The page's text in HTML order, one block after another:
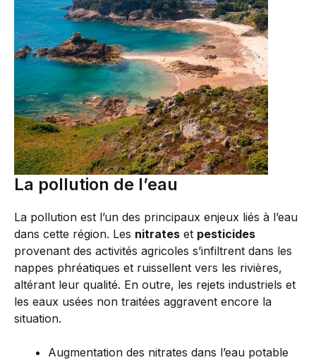
La pollution de l’eau
La pollution est l’un des principaux enjeux liés à l’eau
dans cette région. Les nitrates et pesticides
provenant des activités agricoles s’infiltrent dans les
nappes phréatiques et ruissellent vers les rivières,
altérant leur qualité. En outre, les rejets industriels et
les eaux usées non traitées aggravent encore la
situation.
Augmentation des nitrates dans l’eau potable